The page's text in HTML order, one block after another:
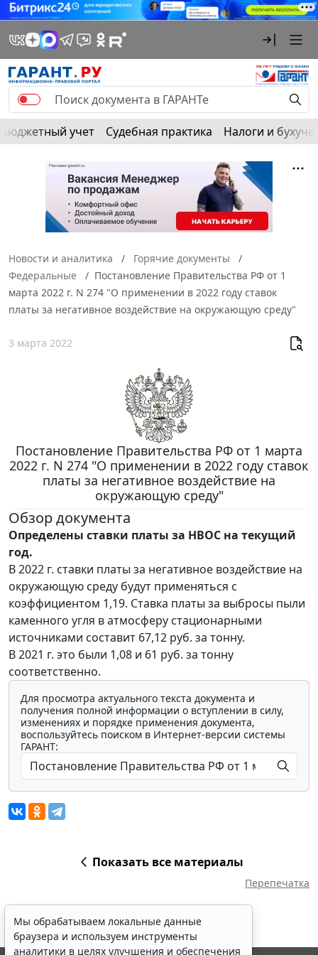
Бюджетный учет Судебная практика Налоги и
Новости и аналитика
Горячие документы
Федеральные
Постановление Правительства РФ от 1
марта 2022 г. N 274 "О применении в 2022 году ставок
платы за негативное воздействие на окружающую среду"
3 марта 2022
Постановление Правительства РФ от 1 марта
2022 г. N 274 "О применении в 2022 году ставок
платы за негативное воздействие на
окружающую среду"
Обзор документа
Определены ставки платы за НВОС на текущий
год.
В 2022 г. ставки платы за негативное воздействие на
окружающую среду будут применяться с
коэффициентом 1,19. Ставка платы за выбросы пыли
каменного угля в атмосферу стационарными
источниками составит 67,12 руб. за тонну.
В 2021 г. это были 1,08 и 61 руб. за тонну
соответственно.
Для просмотра актуального текста документа и
получения полной информации о вступлении в силу,
изменениях и порядке применения документа,
воспользуйтесь поиском в Интернет-версии системы
ГАРАНТ:
Показать все материалы
Перепечатка
Мы обрабатываем локальные данные
браузера и используем инструменты
аналитики в целях улучшения и обеспечения